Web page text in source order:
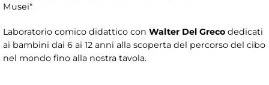
Musei"
Laboratorio comico didattico con Walter Del Greco dedicati
ai bambini dai 6 ai 12 anni alla scoperta del percorso del cibo
nel mondo fino alla nostra tavola.